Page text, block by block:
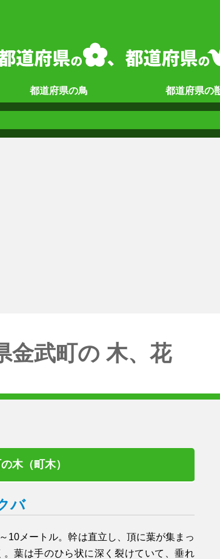
都道府県の鳥 都道府県の
金武町の 木、花
木（町木）
バ
10メートル。幹は直立し、頂に葉が集まっ
。葉は手のひら状に深く裂けていて、垂れ